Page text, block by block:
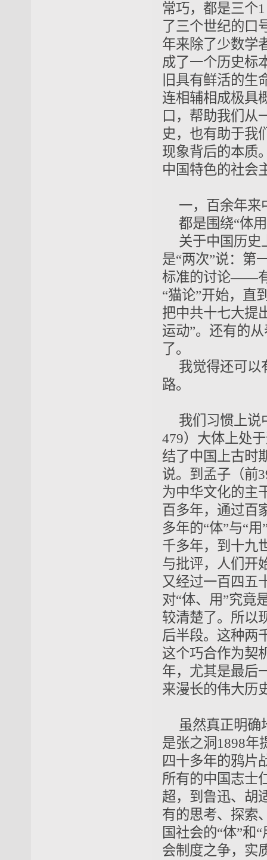
常巧，都是三个
了三个世纪的口
年来除了少数学
成了一个历史标
旧具有鲜活的生
连相辅相成极具
口 ，帮助我们从
史，也有助于我
现象背后的本质
中国特色的社会
一，百余年来
都是围绕“体
关于中国历史
是“两次”说：第
标准的讨论——
“猫论”开始，直
把中共十七大提
运动”。还有的
了。
我觉得还可以
路。
我们习惯上
479）大体上处
结了中国上古时
说。到孟子（前
为中华文化的主
百多年，通过百
多年的“体”与“用
千多年，到十九
与批评，人们开
又经过一百四五
对“体、用”究竟
较清楚了。所以
后半段。这种两
这个巧合作为契
年，尤其是最后
来漫长的伟大历
虽然真正明确
是张之洞 1898年
四十多年的鸦片
所有的中国志士
超，到鲁迅、胡
有的思考、探索
国社会的“体”和
会制度之争，实